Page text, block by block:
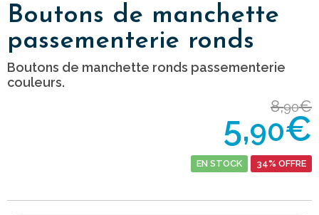
Boutons de manchette
passementerie ronds
Boutons de manchette ronds passementerie
couleurs.
8,90€
5,90€
EN STOCK 34% OFFRE